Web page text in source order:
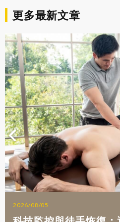
更多最新文章
2026/08/05